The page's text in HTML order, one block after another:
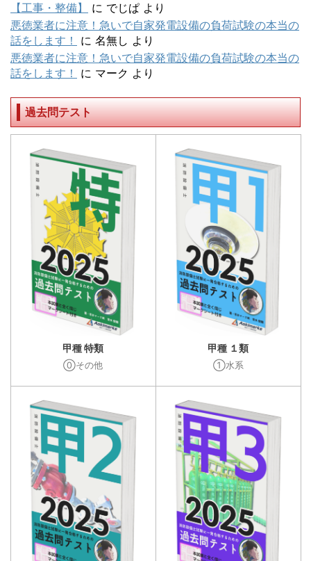
【工事・整備】
に でじぱ より
悪徳業者に注意！急いで自家発電設備の負荷試験の本当の
話をします！
に 名無し より
悪徳業者に注意！急いで自家発電設備の負荷試験の本当の
話をします！
に マーク より
過去問テスト
甲種 特類
⓪その他
甲種 １類
①水系